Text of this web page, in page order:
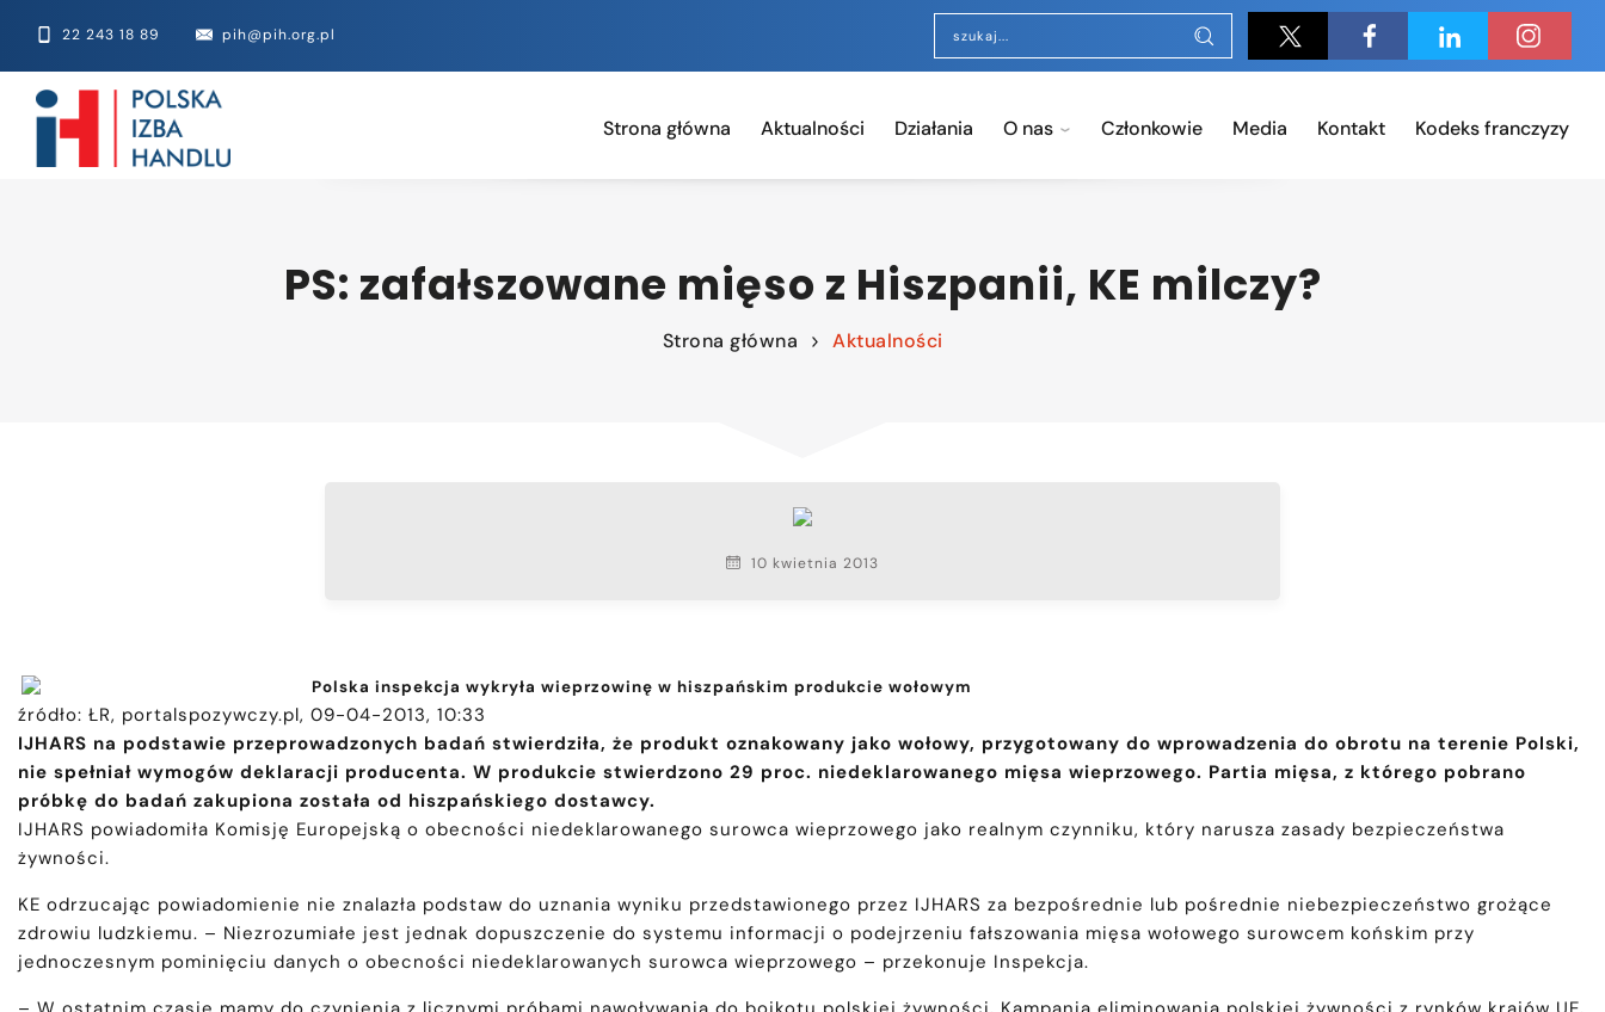
22 243 18 89 pih@pih.org.pl
Strona główna Aktualności Działania O nas Członkowie Media Kontakt Kodeks franczyzy
PS: zafałszowane mięso z Hiszpanii, KE milczy?
Strona główna Aktualności
10 kwietnia 2013
Polska inspekcja wykryła wieprzowinę w hiszpańskim produkcie wołowym
źródło: ŁR, portalspozywczy.pl, 09-04-2013, 10:33
IJHARS na podstawie przeprowadzonych badań stwierdziła, że produkt oznakowany jako wołowy, przygotowany do wprowadzenia do obrotu na terenie Polski,
nie spełniał wymogów deklaracji producenta. W produkcie stwierdzono 29 proc. niedeklarowanego mięsa wieprzowego. Partia mięsa, z którego pobrano
próbkę do badań zakupiona została od hiszpańskiego dostawcy.
IJHARS powiadomiła Komisję Europejską o obecności niedeklarowanego surowca wieprzowego jako realnym czynniku, który narusza zasady bezpieczeństwa
żywności.
KE odrzucając powiadomienie nie znalazła podstaw do uznania wyniku przedstawionego przez IJHARS za bezpośrednie lub pośrednie niebezpieczeństwo grożące
zdrowiu ludzkiemu. – Niezrozumiałe jest jednak dopuszczenie do systemu informacji o podejrzeniu fałszowania mięsa wołowego surowcem końskim przy
jednoczesnym pominięciu danych o obecności niedeklarowanych surowca wieprzowego – przekonuje Inspekcja.